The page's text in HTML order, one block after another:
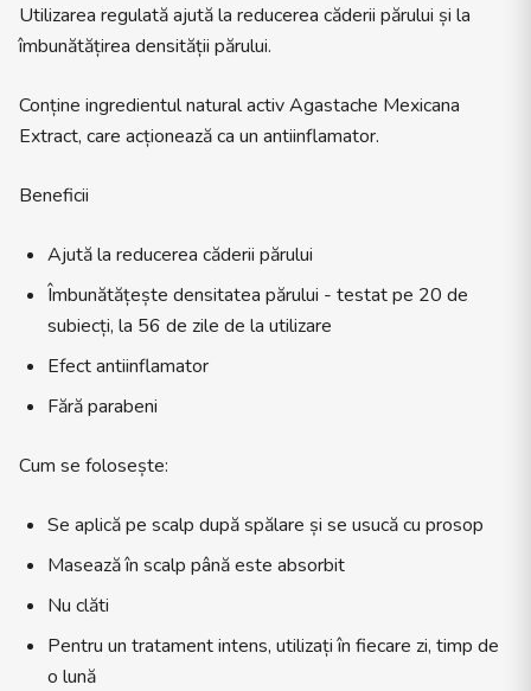
Utilizarea regulată ajută la reducerea căderii părului și la
îmbunătățirea densității părului.
Conține ingredientul natural activ Agastache Mexicana
Extract, care acționează ca un antiinflamator.
Beneficii
Ajută la reducerea căderii părului
Îmbunătățește densitatea părului - testat pe 20 de
subiecți, la 56 de zile de la utilizare
Efect antiinflamator
Fără parabeni
Cum se folosește:
Se aplică pe scalp după spălare și se usucă cu prosop
Masează în scalp până este absorbit
Nu clăti
Pentru un tratament intens, utilizați în fiecare zi, timp de
o lună